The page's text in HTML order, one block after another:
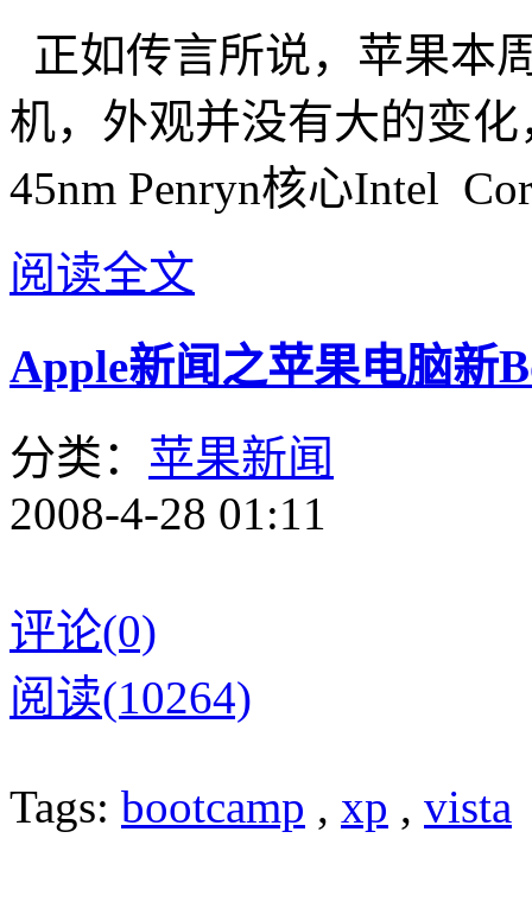
正如传言所说，苹果本
机，外观并没有大的变
45nm Penryn核心Intel
阅读全文
Apple新闻之苹果电脑新
分类： 苹果新闻
2008-4-28 01:11
评论(0)
阅读(10264)
Tags: bootcamp , xp , vista